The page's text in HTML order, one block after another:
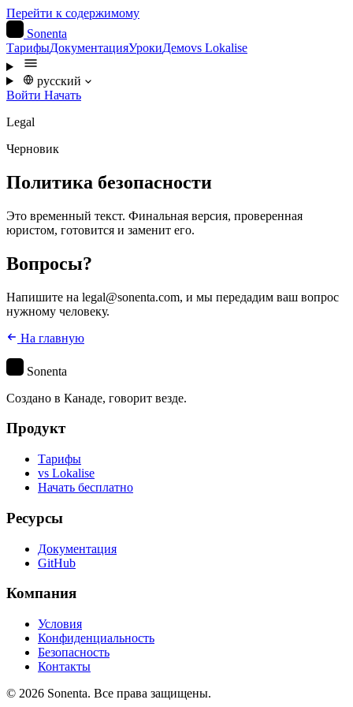
Перейти к содержимому
Sonenta
ТарифыДокументацияУрокиДемоvs Lokalise
русский
Войти Начать
Legal
Черновик
Политика безопасности
Это временный текст. Финальная версия, проверенная
юристом, готовится и заменит его.
Вопросы?
Напишите на legal@sonenta.com, и мы передадим ваш вопрос
нужному человеку.
На главную
Sonenta
Создано в Канаде, говорит везде.
Продукт
Тарифы
vs Lokalise
Начать бесплатно
Ресурсы
Документация
GitHub
Компания
Условия
Конфиденциальность
Безопасность
Контакты
© 2026 Sonenta. Все права защищены.